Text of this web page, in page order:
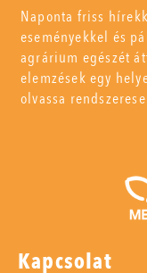
Naponta friss
eseményekkel és
agrárium egészét
elemzések egy
olvassa
Kapcsolat